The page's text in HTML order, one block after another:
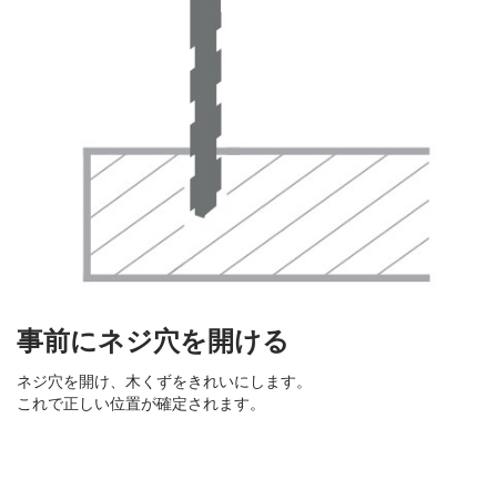
事前にネジ穴を開ける
ネジ穴を開け、木くずをきれいにします。
これで正しい位置が確定されます。